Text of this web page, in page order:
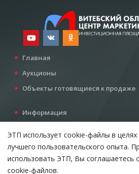
Главная
Аукционы
Объекты готовящиеся к продаже
Информация
Все для инвестора
Контакты
ЭТП использует cookie-файлы в
лучшего пользовательского опыта.
использовать ЭТП, Вы соглашаетесь
cookie-файлов.